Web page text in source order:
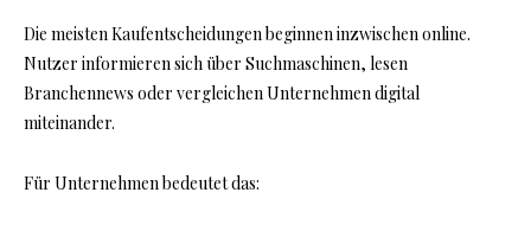
Die meisten Kaufentscheidungen beginnen inzwischen online.
Nutzer informieren sich über Suchmaschinen, lesen
Branchennews oder vergleichen Unternehmen digital
miteinander.
Für Unternehmen bedeutet das: